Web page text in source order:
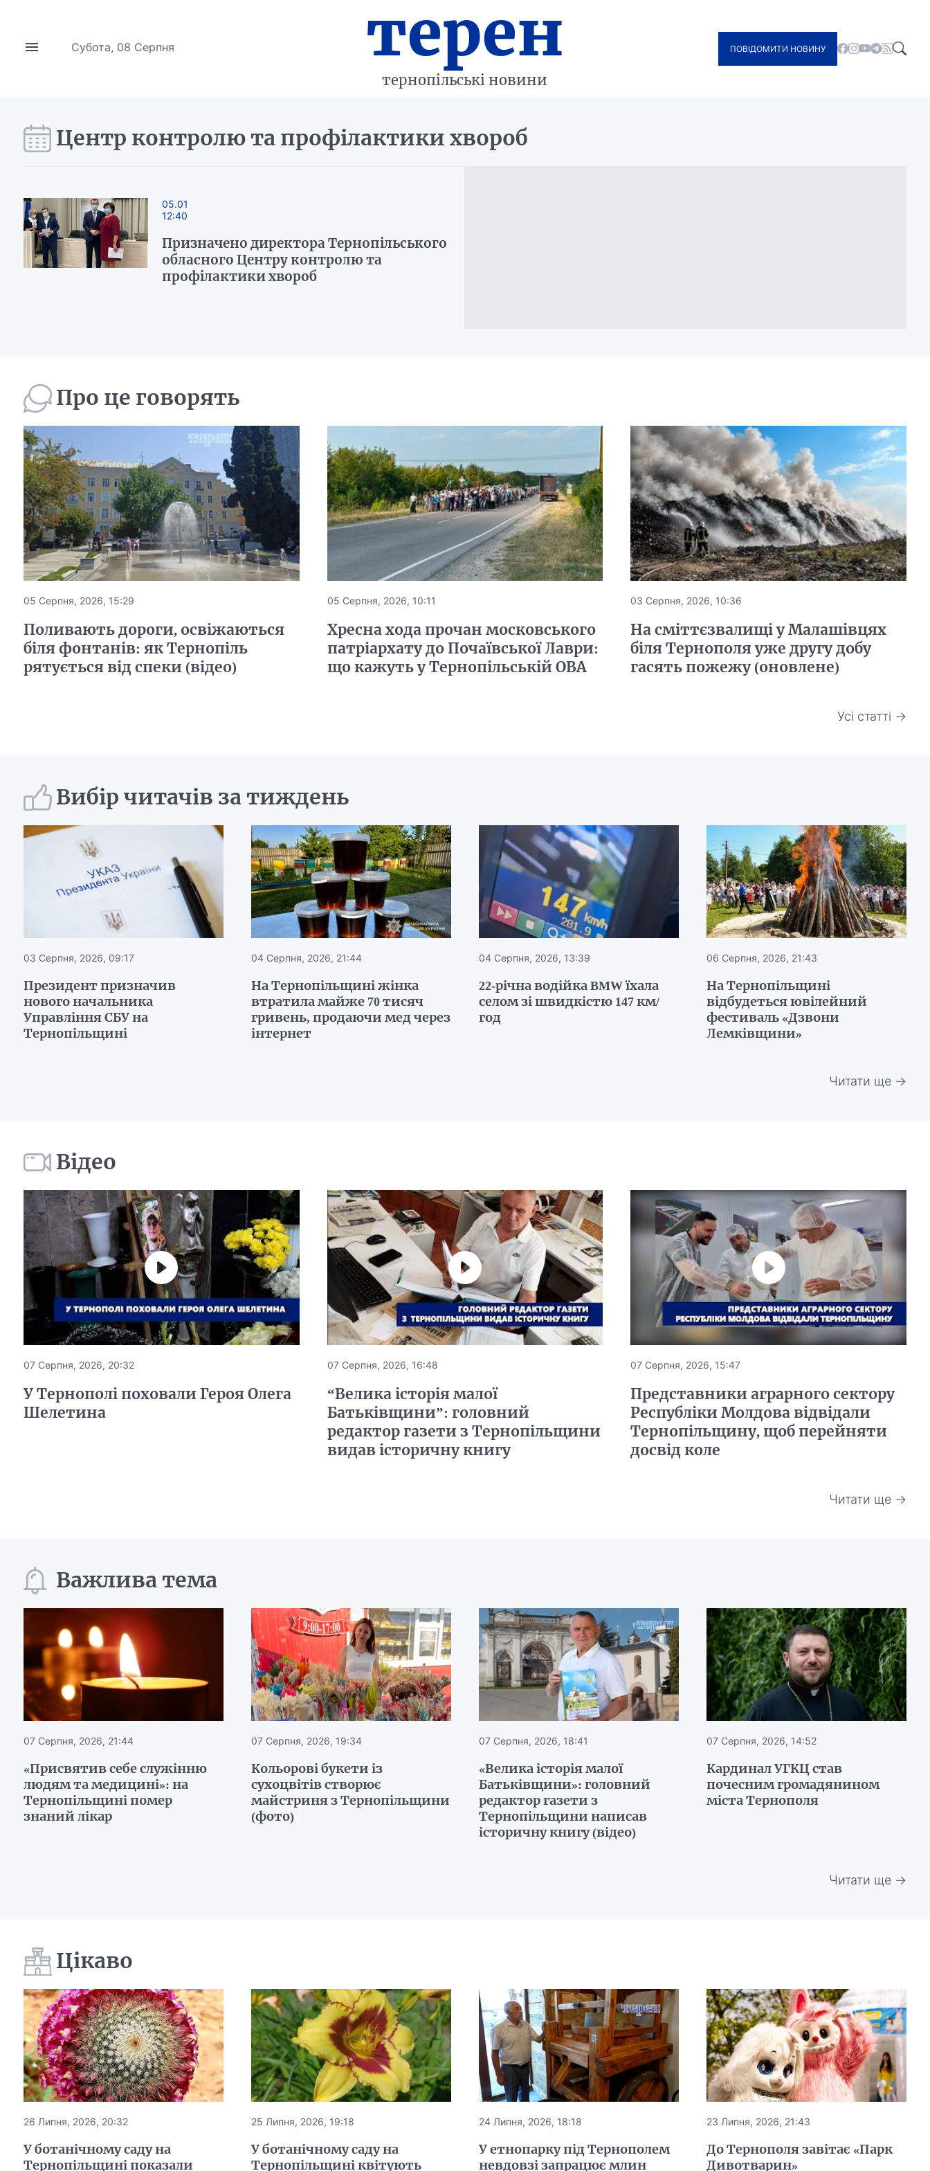
Субота, 08 Серпня терен
тернопільські новини
ПОВІДОМИТИ НОВИНУ
Центр контролю та профілактики хвороб
05.01
12:40
Призначено директора Тернопільського
обласного Центру контролю та
профілактики хвороб
Про це говорять
05 Серпня, 2026, 15:29
Поливають дороги, освіжаються
біля фонтанів: як Тернопіль
рятується від спеки (відео)
05 Серпня, 2026, 10:11
Хресна хода прочан московського
патріархату до Почаївської Лаври:
що кажуть у Тернопільській ОВА
03 Серпня, 2026, 10:36
На сміттєзвалищі у Малашівцях
біля Тернополя уже другу добу
гасять пожежу (оновлене)
Усі статті →
Вибір читачів за тиждень
03 Серпня, 2026, 09:17
Президент призначив
нового начальника
Управління СБУ на
Тернопільщині
04 Серпня, 2026, 21:44
На Тернопільщині жінка
втратила майже 70 тисяч
гривень, продаючи мед через
інтернет
04 Серпня, 2026, 13:39
22-річна водійка BMW їхала
селом зі швидкістю 147 км/
год
06 Серпня, 2026, 21:43
На Тернопільщині
відбудеться ювілейний
фестиваль «Дзвони
Лемківщини»
Читати ще →
Відео
07 Серпня, 2026, 20:32
У Тернополі поховали Героя Олега
Шелетина
07 Серпня, 2026, 16:48
“Велика історія малої
Батьківщини”: головний
редактор газети з Тернопільщини
видав історичну книгу
07 Серпня, 2026, 15:47
Представники аграрного сектору
Республіки Молдова відвідали
Тернопільщину, щоб перейняти
досвід коле
Читати ще →
Важлива тема
07 Серпня, 2026, 21:44
«Присвятив себе служінню
людям та медицині»: на
Тернопільщині помер
знаний лікар
07 Серпня, 2026, 19:34
Кольорові букети із
сухоцвітів створює
майстриня з Тернопільщини
(фото)
07 Серпня, 2026, 18:41
«Велика історія малої
Батьківщини»: головний
редактор газети з
Тернопільщини написав
історичну книгу (відео)
07 Серпня, 2026, 14:52
Кардинал УГКЦ став
почесним громадянином
міста Тернополя
Читати ще →
Цікаво
26 Липня, 2026, 20:32
У ботанічному саду на
Тернопільщині показали
25 Липня, 2026, 19:18
У ботанічному саду на
Тернопільщині квітують
24 Липня, 2026, 18:18
У етнопарку під Тернополем
невдовзі запрацює млин
23 Липня, 2026, 21:43
До Тернополя завітає «Парк
Дивотварин»